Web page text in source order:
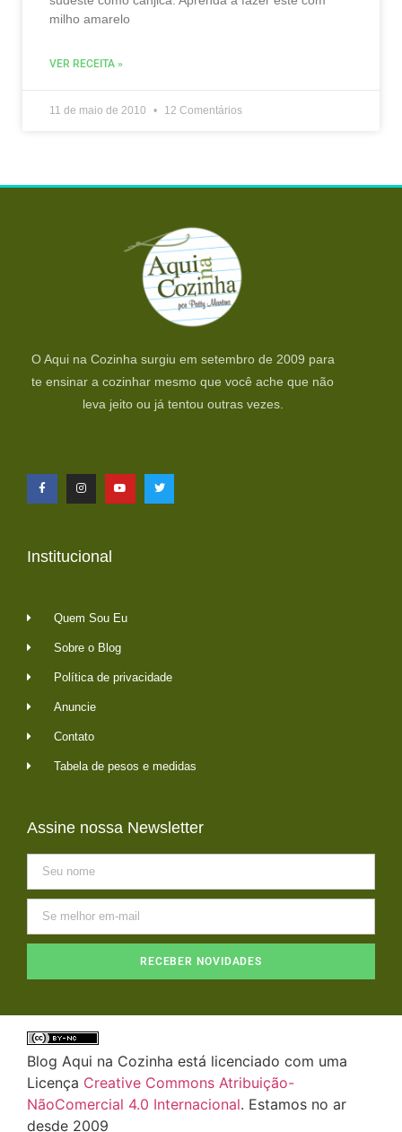
milho amarelo
VER RECEITA »
11 de maio de 2010 12 Comentários
O Aqui na Cozinha surgiu em setembro de 2009 para
te ensinar a cozinhar mesmo que você ache que não
leva jeito ou já tentou outras vezes.
Institucional
Quem Sou Eu
Sobre o Blog
Política de privacidade
Anuncie
Contato
Tabela de pesos e medidas
Assine nossa Newsletter
RECEBER NOVIDADES
Blog Aqui na Cozinha está licenciado com uma
Licença Creative Commons Atribuição-
NãoComercial 4.0 Internacional. Estamos no ar
desde 2009